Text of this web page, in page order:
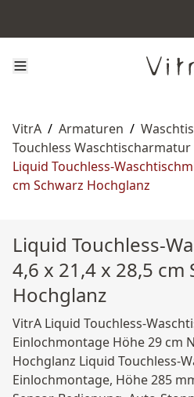
VitrA / Armaturen /
Touchless Waschtischarmatur
Liquid Touchless-
cm Schwarz Hochglanz
Liquid Touchless-
4,6 x 21,4 x 28,5 cm
Hochglanz
VitrA Liquid Touchless-
Einlochmontage Höhe 29 cm
Hochglanz Liquid Touchless-
Einlochmontage, Höhe 285